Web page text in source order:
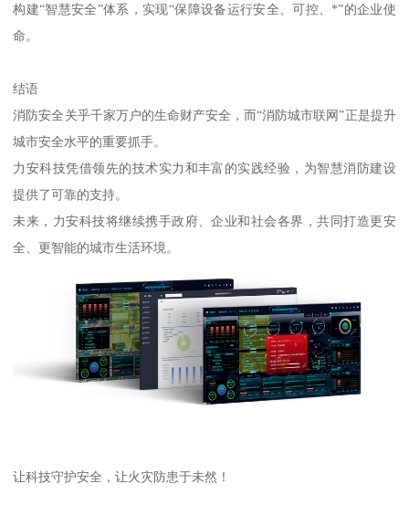
构建“智慧安全”体系，实现“保障设备运行安全、可控、*”的企业使
命。
结语
消防安全关乎千家万户的生命财产安全，而“消防城市联网”正是提升
城市安全水平的重要抓手。
力安科技凭借领先的技术实力和丰富的实践经验，为智慧消防建设
提供了可靠的支持。
未来，力安科技将继续携手政府、企业和社会各界，共同打造更安
全、更智能的城市生活环境。
让科技守护安全，让火灾防患于未然！